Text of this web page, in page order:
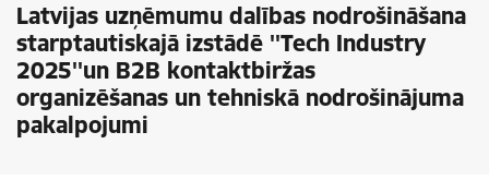
Latvijas uzņēmumu dalības nodrošināšana
starptautiskajā izstādē ''Tech Industry
2025''un B2B kontaktbiržas
organizēšanas un tehniskā nodrošinājuma
pakalpojumi